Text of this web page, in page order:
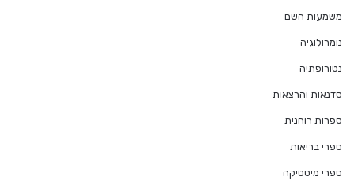
משמעות השם
נומרולוגיה
נטורופתיה
סדנאות והרצאות
ספרות רוחנית
ספרי בריאות
ספרי מיסטיקה